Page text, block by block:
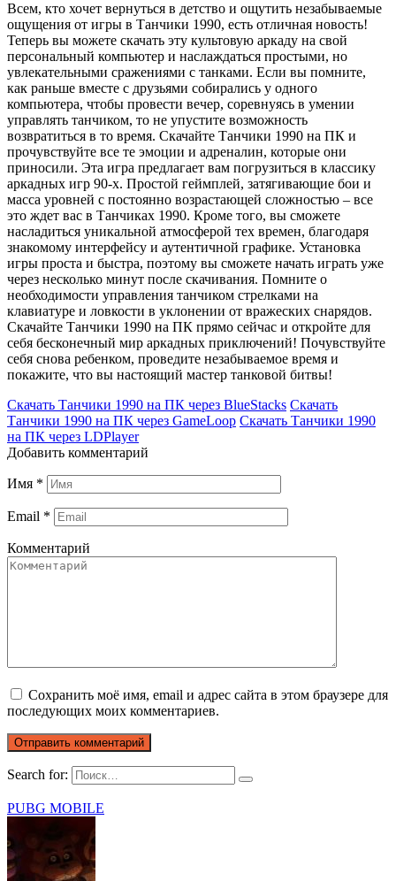
Всем, кто хочет вернуться в детство и ощутить незабываемые
ощущения от игры в Танчики 1990, есть отличная новость!
Теперь вы можете скачать эту культовую аркаду на свой
персональный компьютер и наслаждаться простыми, но
увлекательными сражениями с танками. Если вы помните,
как раньше вместе с друзьями собирались у одного
компьютера, чтобы провести вечер, соревнуясь в умении
управлять танчиком, то не упустите возможность
возвратиться в то время. Скачайте Танчики 1990 на ПК и
прочувствуйте все те эмоции и адреналин, которые они
приносили. Эта игра предлагает вам погрузиться в классику
аркадных игр 90-х. Простой геймплей, затягивающие бои и
масса уровней с постоянно возрастающей сложностью – все
это ждет вас в Танчиках 1990. Кроме того, вы сможете
насладиться уникальной атмосферой тех времен, благодаря
знакомому интерфейсу и аутентичной графике. Установка
игры проста и быстра, поэтому вы сможете начать играть уже
через несколько минут после скачивания. Помните о
необходимости управления танчиком стрелками на
клавиатуре и ловкости в уклонении от вражеских снарядов.
Скачайте Танчики 1990 на ПК прямо сейчас и откройте для
себя бесконечный мир аркадных приключений! Почувствуйте
себя снова ребенком, проведите незабываемое время и
покажите, что вы настоящий мастер танковой битвы!
Скачать Танчики 1990 на ПК через BlueStacks Скачать
Танчики 1990 на ПК через GameLoop Скачать Танчики 1990
на ПК через LDPlayer
Добавить комментарий
Имя *
Email *
Комментарий
Сохранить моё имя, email и адрес сайта в этом браузере для
последующих моих комментариев.
Search for:
PUBG MOBILE